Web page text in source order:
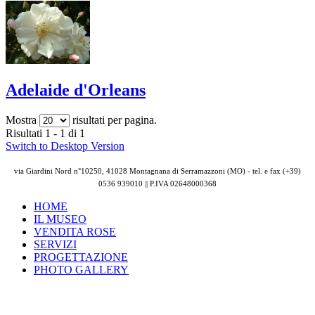
Adelaide d'Orleans
Mostra
risultati per pagina.
Risultati 1 - 1 di 1
Switch to Desktop Version
via Giardini Nord n°10250, 41028 Montagnana di Serramazzoni (MO) - tel. e fax (+39)
0536 939010 || P.IVA02648000368
HOME
IL MUSEO
VENDITA ROSE
SERVIZI
PROGETTAZIONE
PHOTO GALLERY